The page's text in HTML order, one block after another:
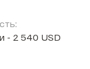
- 2 540 USD